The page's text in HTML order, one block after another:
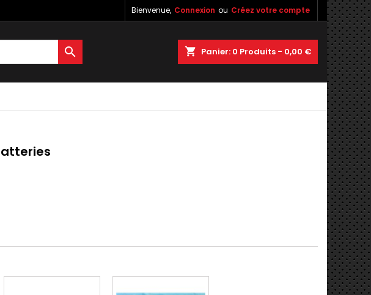
Bienvenue, Connexion ou Créez votre compte
shopping_cart Panier: 0 Produits - 0,00 €
